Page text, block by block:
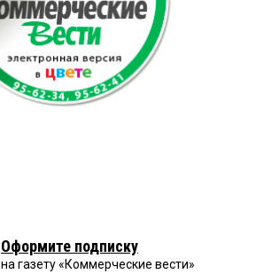
Оформите подписку
на газету «Коммерческие вести»